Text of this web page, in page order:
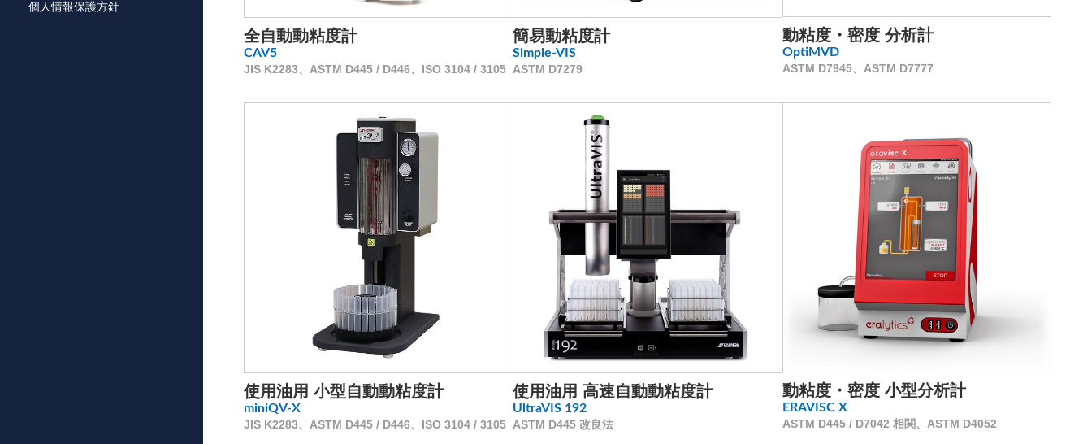
個人情報保護方針
全自動動粘度計
CAV5
JIS K2283、ASTM D445 / D446、ISO 3104 / 3105
簡易動粘度計
Simple-VIS
ASTM D7279
動粘度・密度 分析計
OptiMVD
ASTM D7945、ASTM D7777
使用油用 小型自動動粘度計
miniQV-X
JIS K2283、ASTM D445 / D446、ISO 3104 / 3105
使用油用 高速自動動粘度計
UltraVIS 192
ASTM D445 改良法
動粘度・密度 小型分析計
ERAVISC X
ASTM D445 / D7042 相関、ASTM D4052